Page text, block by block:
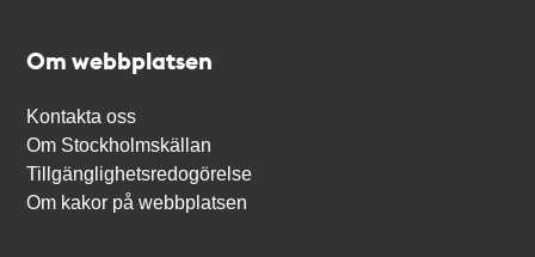
Om webbplatsen
Kontakta oss
Om Stockholmskällan
Tillgänglighetsredogörelse
Om kakor på webbplatsen